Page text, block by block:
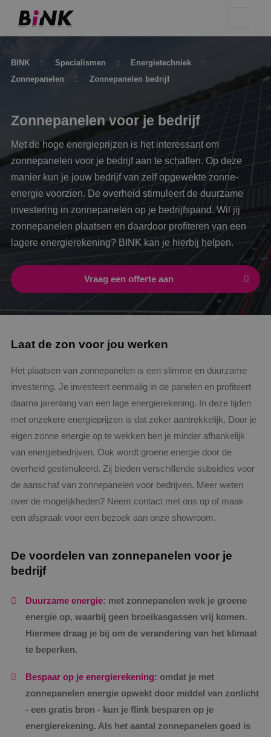
BINK Specialismen
Energietechniek
Zonnepanelen
Zonnepanelen bedrijf
Zonnepanelen voor je bedrijf
Met de hoge energieprijzen is het interessant om
zonnepanelen voor je bedrijf aan te schaffen. Op deze
manier kun je jouw bedrijf van zelf opgewekte zonne-
energie voorzien. De overheid stimuleert de duurzame
investering in zonnepanelen op je bedrijfspand. Wil jij
zonnepanelen plaatsen en daardoor profiteren van een
lagere energierekening? BINK kan je hierbij helpen.
Vraag een offerte aan
Laat de zon voor jou werken
Het plaatsen van zonnepanelen is een slimme en duurzame
investering. Je investeert eenmalig in de panelen en profiteert
daarna jarenlang van een lage energierekening. In deze tijden
met onzekere energieprijzen is dat zeker aantrekkelijk. Door je
eigen zonne energie op te wekken ben je minder afhankelijk
van energiebedrijven. Ook wordt groene energie door de
overheid gestimuleerd. Zij bieden verschillende subsidies voor
de aanschaf van zonnepanelen voor bedrijven. Meer weten
over de mogelijkheden? Neem contact met ons op of maak
een afspraak voor een bezoek aan onze showroom.
De voordelen van zonnepanelen voor je
bedrijf
Duurzame energie: met zonnepanelen wek je groene
energie op, waarbij geen broeikasgassen vrij komen.
Hiermee draag je bij om de verandering van het klimaat
te beperken.
Bespaar op je energierekening: omdat je met
zonnepanelen energie opwekt door middel van zonlicht
- een gratis bron - kun je flink besparen op je
energierekening. Als het aantal zonnepanelen goed is